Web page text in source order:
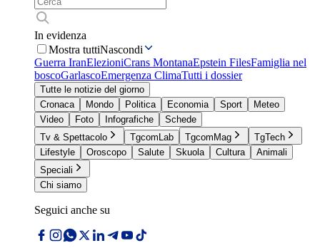
In evidenza
Mostra tuttiNascondi
Guerra IranElezioniCrans MontanaEpstein FilesFamiglia nel
boscoGarlascoEmergenza ClimaTutti i dossier
Tutte le notizie del giorno
Cronaca
Mondo Politica Economia Sport
Meteo
Video
Foto Infografiche
Schede
Tv & Spettacolo
TgcomLab TgcomMag
TgTech
Lifestyle
Oroscopo Salute Skuola Cultura
Animali
Speciali
Chi siamo
Seguici anche su